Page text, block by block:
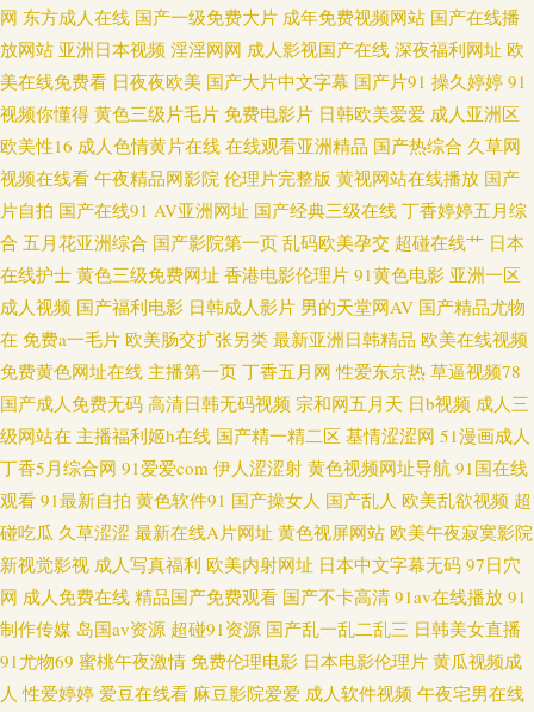
97国产婷婷 午夜桃色 91深夜视频 www超碰在线 浮力瑟瑟麻豆影院 九九干屄
久久草青青草av 欧美肏屄网 日本淫乱人妻 91蓝莓视频 国产福利2025 青青草
综合在线 ay日韩映画在线 国内久精品 日本生活片 伊人综合色网 国产精品探
花少妇 日本东京热色综合 91v美日韩 黑人大吊 日本www高清 亚洲区bt国产
爱豆成人网站 国际大香蕉 人人操超碰碰 91色版 国产在线日韩二区 欧美另类
天堂 午夜天堂精品区 大香蕉九九 欧美色网 午夜激情综合网 91主播在线视频
国产56区 欧美成人另类综合 午夜首页日韩 91综合资源 豆花午夜 日韩欧美中
字 91小视屏 黄色香蕉 亚洲另类春色小说 超碰人人草人妻 玖玖视频久久 中文
字幕日韩有码 变态人妖肛交 激情视频免费看 51精品视频 国产三级在线网站
少妇喷潮蜜桃91 99福利精品 韩日AV看看啊3 少妇无码 91精品亚洲 第一福利
所AV 另类专区亚洲 91成人版下载 国产伪娘ts网站
网 东方成人在线 国产一级免费大片 成年免费视频网站 国产在线播
放网站 亚洲日本视频 淫淫网网 成人影视国产在线 深夜福利网址 欧
美在线免费看 日夜夜欧美 国产大片中文字幕 国产片91 操久婷婷 91
视频你懂得 黄色三级片毛片 免费电影片 日韩欧美爱爱 成人亚洲区
欧美性16 成人色情黄片在线 在线观看亚洲精品 国产热综合 久草网
视频在线看 午夜精品网影院 伦理片完整版 黄视网站在线播放 国产
片自拍 国产在线91 AV亚洲网址 国产经典三级在线 丁香婷婷五月综
合 五月花亚洲综合 国产影院第一页 乱码欧美孕交 超碰在线艹 日本
在线护士 黄色三级免费网址 香港电影伦理片 91黄色电影 亚洲一区
成人视频 国产福利电影 日韩成人影片 男的天堂网AV 国产精品尤物
在 免费a一毛片 欧美肠交扩张另类 最新亚洲日韩精品 欧美在线视频
免费黄色网址在线 主播第一页 丁香五月网 性爱东京热 草逼视频78
国产成人免费无码 高清日韩无码视频 宗和网五月天 日b视频 成人三
级网站在 主播福利姬h在线 国产精一精二区 基情涩涩网 51漫画成人
丁香5月综合网 91爱爱com 伊人涩涩射 黄色视频网址导航 91国在线
观看 91最新自拍 黄色软件91 国产操女人 国产乱人 欧美乱欲视频 超
碰吃瓜 久草涩涩 最新在线A片网址 黄色视屏网站 欧美午夜寂寞影院
新视觉影视 成人写真福利 欧美内射网址 日本中文字幕无码 97日穴
网 成人免费在线 精品国产免费观看 国产不卡高清 91av在线播放 91
制作传媒 岛国av资源 超碰91资源 国产乱一乱二乱三 日韩美女直播
91尤物69 蜜桃午夜激情 免费伦理电影 日本电影伦理片 黄瓜视频成
人 性爱婷婷 爱豆在线看 麻豆影院爱爱 成人软件视频 午夜宅男在线